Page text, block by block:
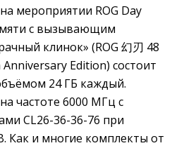
мероприятии ROG Day
с вызывающим
клинок» (ROG 幻刃 48
Anniversary Edition) состоит
24 ГБ каждый.
частоте 6000 МГц с
CL26-36-36-76 при
Как и многие комплекты от